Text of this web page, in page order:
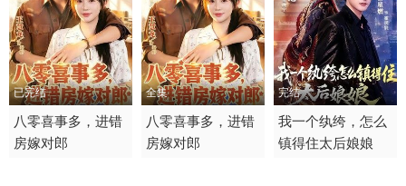
已完结
2026 / 中国大陆 / 普通
话
八零喜事多，进错
房嫁对郎
全集
2026 / 中国大陆 /
短剧 年代穿越 国产
八零喜事多，进错
房嫁对郎
完结
2026 / 中国大陆 / 普通
话
我一个纨绔，怎么
镇得住太后娘娘